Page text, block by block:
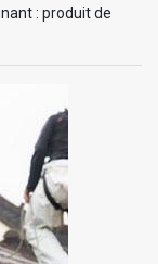
: produit de